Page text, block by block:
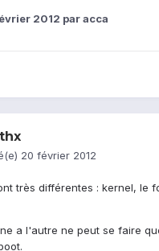
2012 par acca
20 février 2012
très différentes : kernel, le
a l'autre ne peut se faire